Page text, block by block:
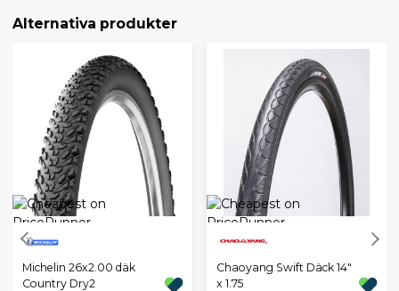
Alternativa produkter
Michelin 26x2.00 däk
Country Dry2
Chaoyang Swift Däck 14"
x 1.75